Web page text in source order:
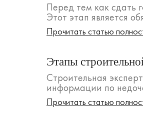
Перед тем как сдать
Этот этап является
Прочитать статью
Этапы
Строительная
информации по
Прочитать статью